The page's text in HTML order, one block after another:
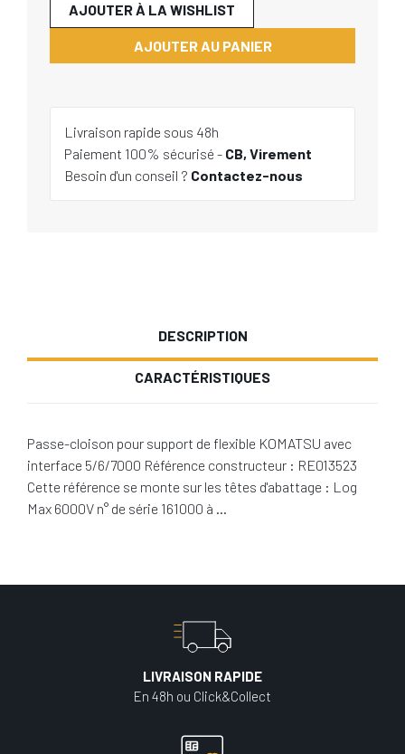
AJOUTER AU PANIER
AJOUTER À LA WISHLIST
Livraison rapide sous 48h
Paiement 100% sécurisé - CB, Virement
Besoin d'un conseil ? Contactez-nous
DESCRIPTION
CARACTÉRISTIQUES
Passe-cloison pour support de flexible KOMATSU avec
interface 5/6/7000 Référence constructeur : RE013523
Cette référence se monte sur les têtes d'abattage : Log
Max 6000V n° de série 161000 à …
LIVRAISON RAPIDE
En 48h ou Click&Collect